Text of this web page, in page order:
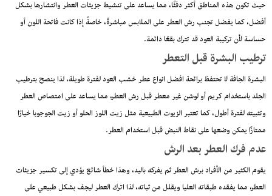
حيث تكون هذه المناطق أكثر دفئًا، مما يساعد على تنشيط جزيئات العطر وانتشارها بشكل
أفضل، كما يفضل تجنب رش العطر على الملابس مباشرةً، خاصةً إذا كانت فاتحة اللون أو
حساسة لأن تركيبة العود قد تترك بقعًا دائمة.
ترطيب البشرة قبل التعطر
البشرة الجافة لا تحتفظ برائحة افضل انواع عطر خشب العود لفترة طويلة، لذا ينصح بترطيب
الجلد باستخدام كريم أو لوشن غير معطر قبل رش العطر، مما يساعد على امتصاص العطر
وتثبيته لفترة أطول، كما تعتبر الزيوت الطبيعية مثل زيت اللوز الحلو أو زيت الجوجوبا خيارًا
ممتازًا يمكن وضعها على نقاط النبض قبل استخدام العطر.
عدم فرك العطر بعد الرش
يقوم الكثير من الأفراد برش العطر ثم يفركه باليد، وهذا خطأ شائع يؤدي إلى تكسير جزيئات
العطر، مما يفقده طبقاته العليا ويقلل من ثباته، لذا اترك العطر ليجف بشكل طبيعي على